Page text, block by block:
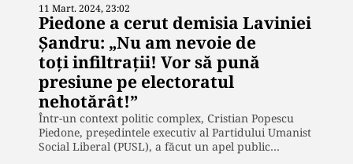
11 Mart. 2024, 23:02
Piedone a cerut demisia Laviniei
Șandru: „Nu am nevoie de
toți infiltrații! Vor să pună
presiune pe electoratul
nehotărât!”
Într-un context politic complex, Cristian Popescu
Piedone, președintele executiv al Partidului Umanist
Social Liberal (PUSL), a făcut un apel public…